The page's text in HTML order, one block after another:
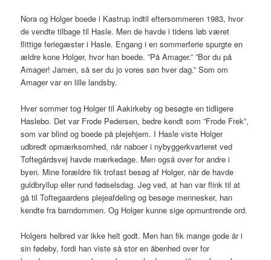
Nora og Holger boede i Kastrup indtil eftersommeren 1983, hvor
de vendte tilbage til Hasle. Men de havde i tidens løb været
flittige feriegæster i Hasle. Engang i en sommerferie spurgte en
ældre kone Holger, hvor han boede. ”På Amager.” ”Bor du på
Amager! Jamen, så ser du jo vores søn hver dag.” Som om
Amager var en lille landsby.
Hver sommer tog Holger til Aakirkeby og besøgte en tidligere
Haslebo. Det var Frode Pedersen, bedre kendt som ”Frode Frek”,
som var blind og boede på plejehjem. I Hasle viste Holger
udbredt opmærksomhed, når naboer i nybyggerkvarteret ved
Toftegårdsvej havde mærkedage. Men også over for andre i
byen. Mine forældre fik trofast besøg af Holger, når de havde
guldbryllup eller rund fødselsdag. Jeg ved, at han var flink til at
gå til Toftegaardens plejeafdeling og besøge mennesker, han
kendte fra barndommen. Og Holger kunne sige opmuntrende ord.
Holgers helbred var ikke helt godt. Men han fik mange gode år i
sin fødeby, fordi han viste så stor en åbenhed over for